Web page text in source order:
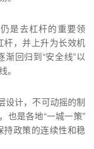
是去杠杆的重要领
，并上升为长效机
回归到“安全线”以
设计，不可动摇的制
也是各地“一城一策”
持政策的连续性和稳